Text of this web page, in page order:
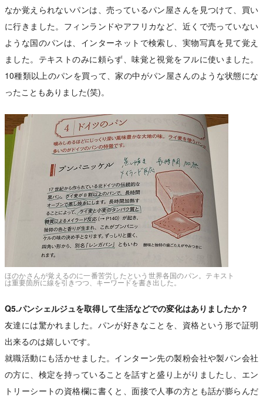
なか覚えられないパンは、売っているパン屋さんを見つけて、買い
に行きました。フィンランドやアフリカなど、近くで売っていない
ような国のパンは、インターネットで検索し、実物写真を見て覚え
ました。テキストのみに頼らず、味覚と視覚をフルに使いました。
10種類以上のパンを買って、家の中がパン屋さんのような状態にな
ったこともありました(笑)。
ほのかさんが覚えるのに一番苦労したという世界各国のパン。テキスト
は重要箇所に線を引きつつ、キーワードを書き出した。
Q5.パンシェルジュを取得して生活などでの変化はありましたか？
友達には驚かれました。パンが好きなことを、資格という形で証明
出来るのは嬉しいです。
就職活動にも活かせました。インターン先の製粉会社や製パン会社
の方に、検定を持っていることを話すと盛り上がりましたし、エン
トリーシートの資格欄に書くと、面接で人事の方とも話が膨らんだ